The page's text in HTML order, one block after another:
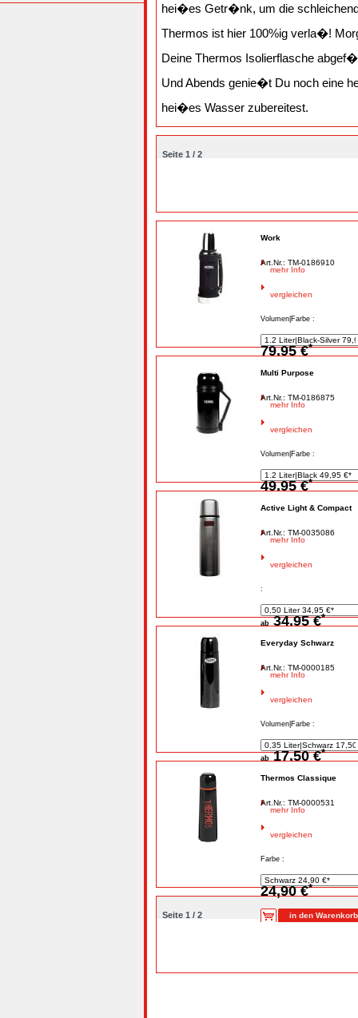
hei�es Getr�nk, um die
Thermos ist hier 100%ig verla�!
Deine Thermos Isolierflasche
Und Abends genie�t Du noch eine
hei�es Wasser zubereitest.
Seite 1 / 2
Work
Art.Nr.: TM-0186910
mehr Info
vergleichen
Volumen|Farbe :
79,95 €*
Multi Purpose
Art.Nr.: TM-0186875
mehr Info
vergleichen
Volumen|Farbe :
49,95 €*
Active Light & Compact
Art.Nr.: TM-0035086
mehr Info
vergleichen
:
ab34,95 €*
Everyday Schwarz
Art.Nr.: TM-0000185
mehr Info
vergleichen
Volumen|Farbe :
ab17,50 €*
Thermos Classique
Art.Nr.: TM-0000531
mehr Info
vergleichen
Farbe :
24,90 €*
Seite 1 / 2